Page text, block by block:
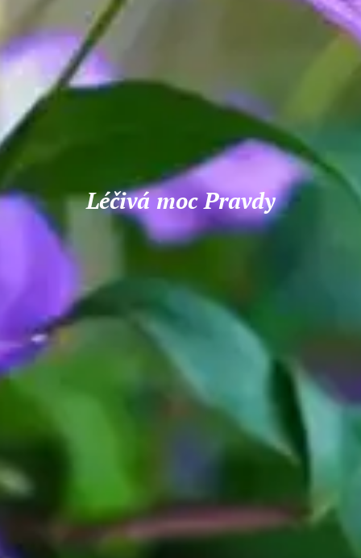
Léčivá moc Pravdy